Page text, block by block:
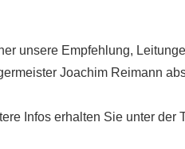
unsere Empfehlung,
Joachim Reimann
Infos erhalten Sie unter der